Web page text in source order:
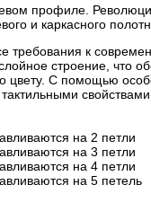
профиле.
и каркасного
требования к
строение, что
цвету. С помощью
на 2 петли
на 3 петли
на 4 петли
на 5 петель